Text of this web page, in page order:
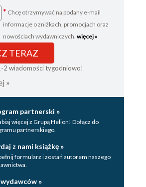
* Chcę otrzymywać na podany e-mail
informacje o zniżkach, promocjach oraz
nowościach wydawniczych. więcej »
TERAZ
2 wiadomości tygodniowo!
»
partnerski »
więcej z Grupą Helion! Dołącz do
partnerskiego.
z nami książkę »
formularz i zostań autorem naszego
»